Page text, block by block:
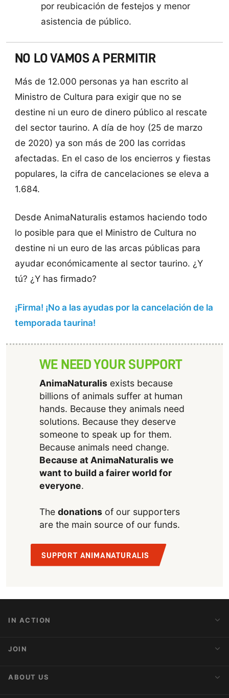
por reubicación de festejos y menor
asistencia de público.
NO LO VAMOS A PERMITIR
Más de 12.000 personas ya han escrito al
Ministro de Cultura para exigir que no se
destine ni un euro de dinero público al rescate
del sector taurino. A día de hoy (25 de marzo
de 2020) ya son más de 200 las corridas
afectadas. En el caso de los encierros y fiestas
populares, la cifra de cancelaciones se eleva a
1.684.
Desde AnimaNaturalis estamos haciendo todo
lo posible para que el Ministro de Cultura no
destine ni un euro de las arcas públicas para
ayudar económicamente al sector taurino. ¿Y
tú? ¿Y has firmado?
¡Firma! ¡No a las ayudas por la cancelación de la
temporada taurina!
WE NEED YOUR SUPPORT
AnimaNaturalisexists because
billions of animals suffer at human
hands. Because they animals need
solutions. Because they deserve
someone to speak up for them.
Because animals need change.
Because at AnimaNaturalis we
want to build a fairer world for
everyone.
The donationsof our supporters
are the main source of our funds.
SUPPORT ANIMANATURALIS
IN ACTION
JOIN
Activist Network
ABOUT US